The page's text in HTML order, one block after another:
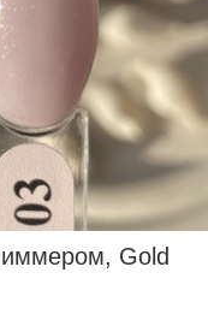
Gold